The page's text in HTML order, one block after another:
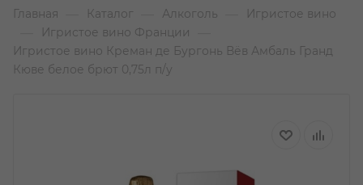
Главная Каталог Алкоголь Игристое вино
Игристое вино Франции
Игристое вино Креман де Бургонь Вёв Амбаль Гранд
Кюве белое брют 0,75л п/у